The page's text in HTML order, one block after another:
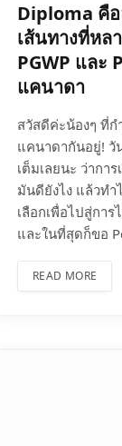
Diploma คือ
เส้นทางที่หล
PGWP และ
แคนาดา
สวัสดีค่ะน้องๆ ที่ก
แคนาดากันอยู่! วั
เต็มเลยนะ ว่ากา
มันดียังไง แล้วทำ
เลือกเพื่อไปสู่การ
และในที่สุดก็ขอ
READ MORE